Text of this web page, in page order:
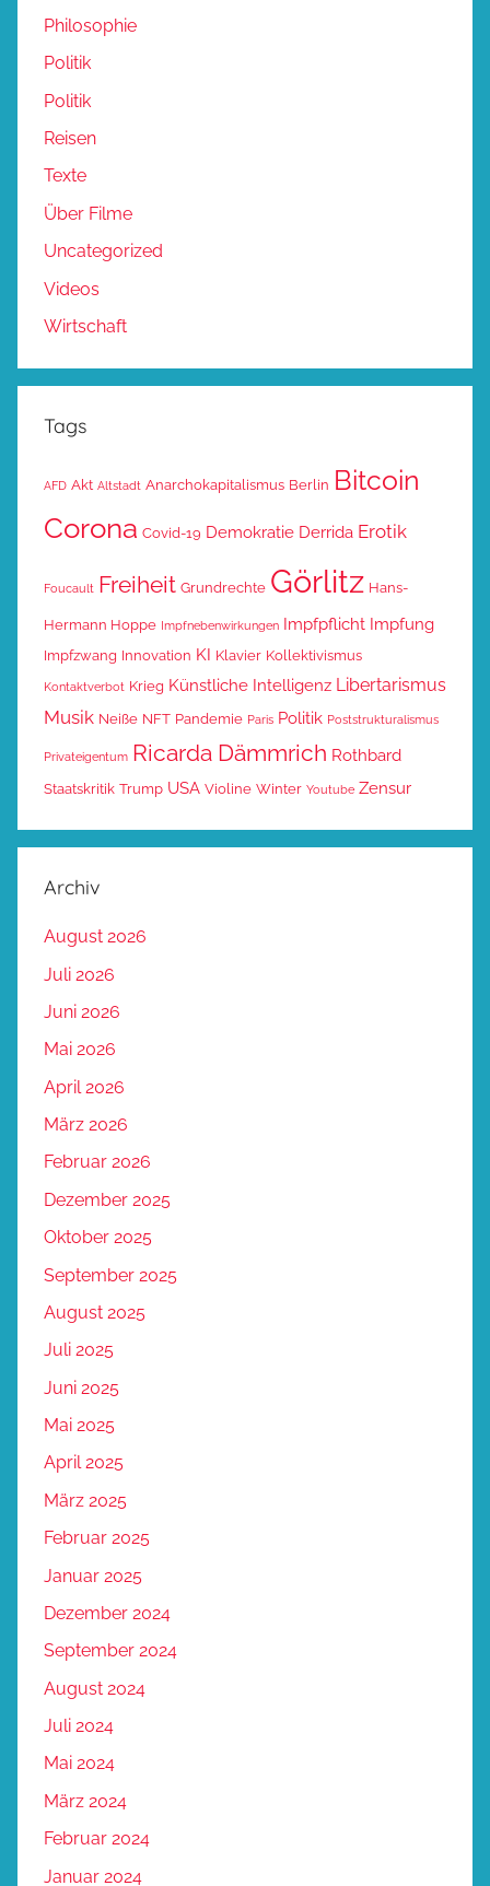
Philosophie
Politik
Politik
Reisen
Texte
Über Filme
Uncategorized
Videos
Wirtschaft
Tags
AFD Akt Altstadt Anarchokapitalismus Berlin Bitcoin
Corona Covid-19 Demokratie Derrida Erotik
Foucault Freiheit Grundrechte Görlitz Hans-
Hermann Hoppe Impfnebenwirkungen Impfpflicht Impfung
Impfzwang Innovation KI Klavier Kollektivismus
Kontaktverbot Krieg Künstliche Intelligenz Libertarismus
Musik Neiße NFT Pandemie Paris Politik Poststrukturalismus
Privateigentum Ricarda Dämmrich Rothbard
Staatskritik Trump USA Violine Winter Youtube Zensur
Archiv
August 2026
Juli 2026
Juni 2026
Mai 2026
April 2026
März 2026
Februar 2026
Dezember 2025
Oktober 2025
September 2025
August 2025
Juli 2025
Juni 2025
Mai 2025
April 2025
März 2025
Februar 2025
Januar 2025
Dezember 2024
September 2024
August 2024
Juli 2024
Mai 2024
März 2024
Februar 2024
Januar 2024